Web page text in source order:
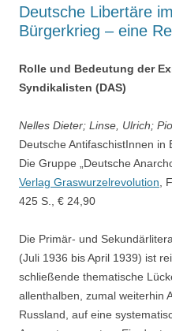
Deutsche Libertäre
Bürgerkrieg – eine
Rolle und Bedeutung der
Syndikalisten (DAS)
Nelles Dieter; Linse, Ulrich;
Deutsche AntifaschistInnen in
Die Gruppe „Deutsche
Verlag Graswurzelrevolution ,
425 S., € 24,90
Die Primär- und
(Juli 1936 bis April 1939) ist
schließende thematische
allenthalben, zumal weiterhin
Russland, auf eine